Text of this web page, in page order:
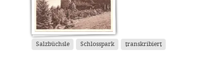
Salzbüchsle Schlosspark transkribiert